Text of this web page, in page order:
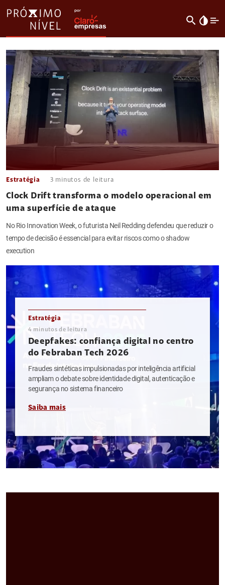
search invert_colors
Estratégia 3 minutos de leitura
Clock Drift transforma o modelo operacional em
uma superfície de ataque
No Rio Innovation Week, o futurista Neil Redding defendeu que reduzir o
tempo de decisão é essencial para evitar riscos como o shadow
execution
Estratégia
4 minutos de leitura
Deepfakes: confiança digital no centro
do Febraban Tech 2026
Fraudes sintéticas impulsionadas por inteligência artificial
ampliam o debate sobre identidade digital, autenticação e
segurança no sistema financeiro
Saiba mais